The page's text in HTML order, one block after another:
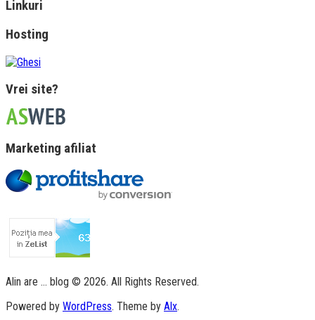
Linkuri
Hosting
Vrei site?
Marketing afiliat
Alin are … blog © 2026. All Rights Reserved.
Powered by WordPress. Theme by Alx.